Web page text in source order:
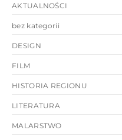
AKTUALNOŚCI
bez kategorii
DESIGN
FILM
HISTORIA REGIONU
LITERATURA
MALARSTWO